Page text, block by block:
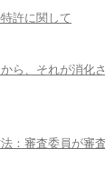
許に関して
ら、それが消化
：審査委員が審